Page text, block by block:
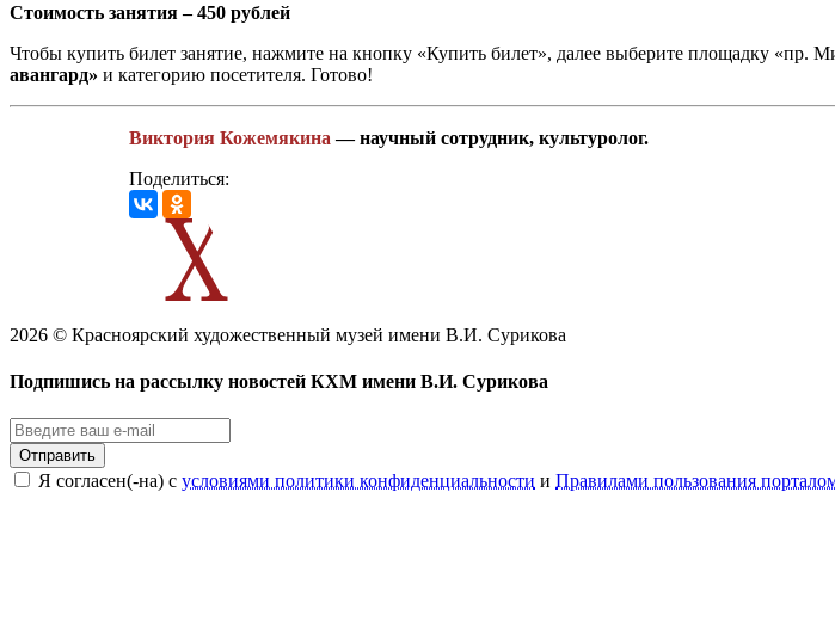
Стоимость занятия – 450 рублей
Чтобы купить билет занятие, нажмите на кнопку «Купить билет», далее выберите площадку «пр.
авангард» и категорию посетителя. Готово!
Виктория Кожемякина — научный сотрудник, культуролог.
Поделиться:
2026 © Красноярский художественный музей имени В.И. Сурикова
Подпишись на рассылку новостей КХМ имени В.И. Сурикова
Отправить
Я согласен(-на) с условиями политики конфиденциальности и Правилами пользования